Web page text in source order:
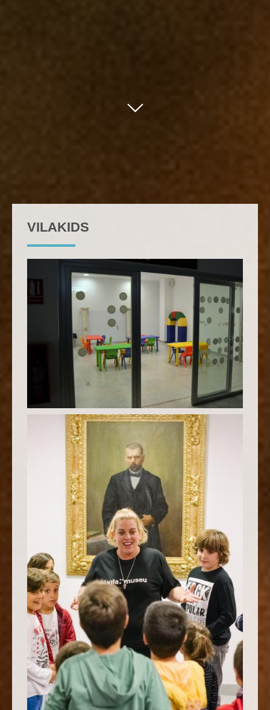
VILAKIDS
TALLER DIDÁCTICO
GRUPO DE NIÑOS EN VILAMUSEU